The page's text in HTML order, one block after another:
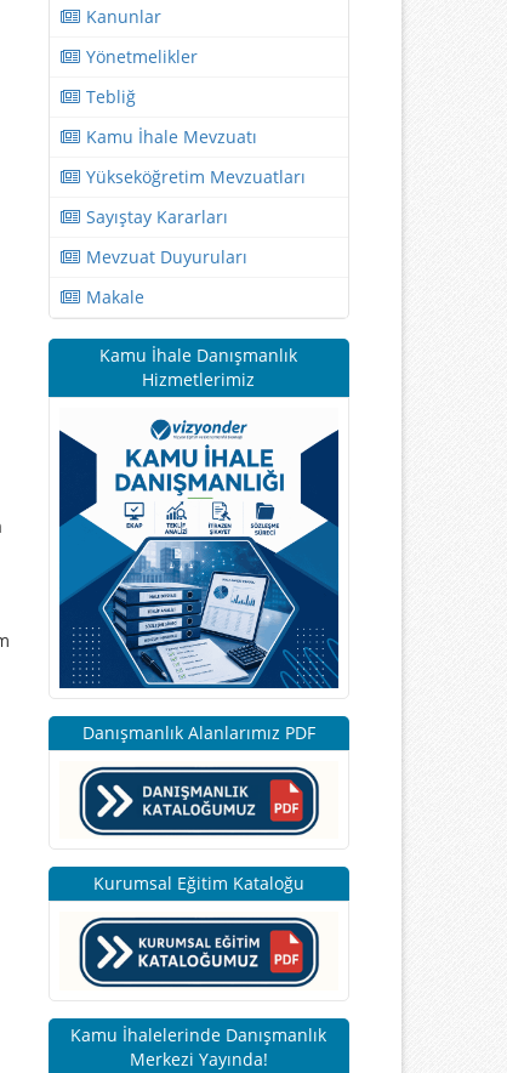
Kanunlar
Yönetmelikler
Tebliğ
Kamu İhale Mevzuatı
Yükseköğretim Mevzuatları
Sayıştay Kararları
Mevzuat Duyuruları
Makale
Kamu İhale Danışmanlık
Hizmetlerimiz
Danışmanlık Alanlarımız PDF
Kurumsal Eğitim Kataloğu
Kamu İhalelerinde Danışmanlık
Merkezi Yayında!